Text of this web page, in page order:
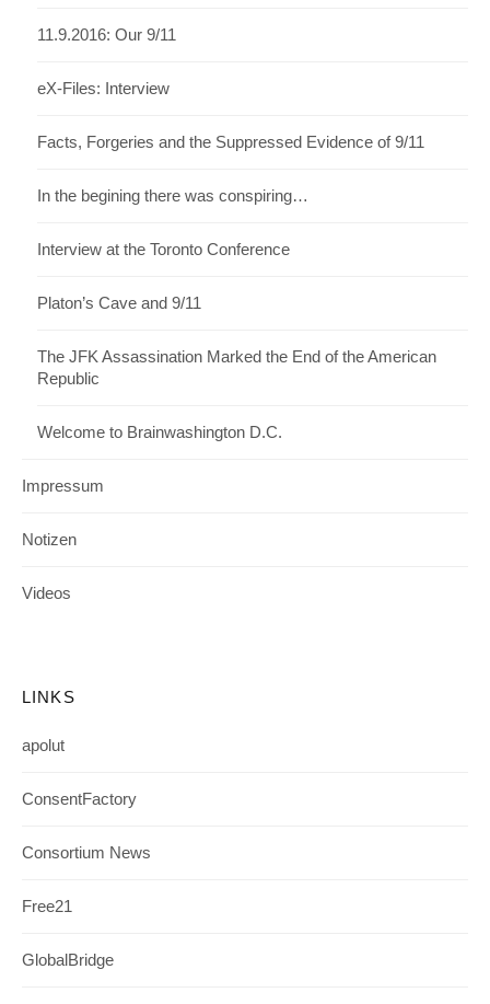
11.9.2016: Our 9/11
eX-Files: Interview
Facts, Forgeries and the Suppressed Evidence of 9/11
In the begining there was conspiring…
Interview at the Toronto Conference
Platon’s Cave and 9/11
The JFK Assassination Marked the End of the American
Republic
Welcome to Brainwashington D.C.
Impressum
Notizen
Videos
LINKS
apolut
ConsentFactory
Consortium News
Free21
GlobalBridge